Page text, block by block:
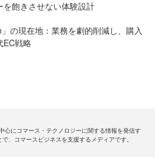
飽きさせない体験設計
の現在地：業務を劇的削減し、購入
EC戦略
心にコマース・テクノロジーに関する情報を発信す
で、コマースビジネスを支援するメディアです。